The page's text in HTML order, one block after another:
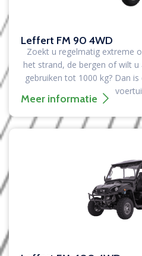
Leffert FM 90 4WD
Zoekt u regelmatig extreme
het strand, de bergen of wilt
gebruiken tot 1000 kg? Dan
Meer informatie